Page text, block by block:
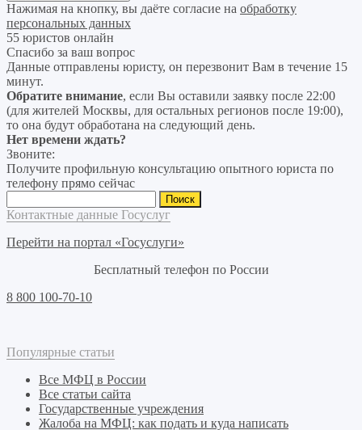
Нажимая на кнопку, вы даёте согласие на обработку
персональных данных
55 юристов онлайн
Спасибо за ваш вопрос
Данные отправлены юристу, он перезвонит Вам в течение 15
минут.
Обратите внимание, если Вы оставили заявку после 22:00
(для жителей Москвы, для остальных регионов после 19:00),
то она будут обработана на следующий день.
Нет времени ждать?
Звоните:
Получите профильную консультацию опытного юриста по
телефону прямо сейчас
Контактные данные Госуслуг
Перейти на портал «Госуслуги»
Бесплатный телефон по России
8 800 100-70-10
Популярные статьи
Все МФЦ в России
Все статьи сайта
Государственные учреждения
Жалоба на МФЦ: как подать и куда написать